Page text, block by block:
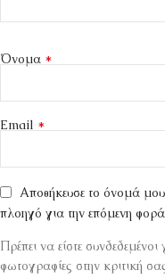
Όνομα *
Email *
Αποθήκευσε το όνομά
πλοηγό για την επόμενη
Πρέπει να είστε
φωτογραφίες στην κριτική